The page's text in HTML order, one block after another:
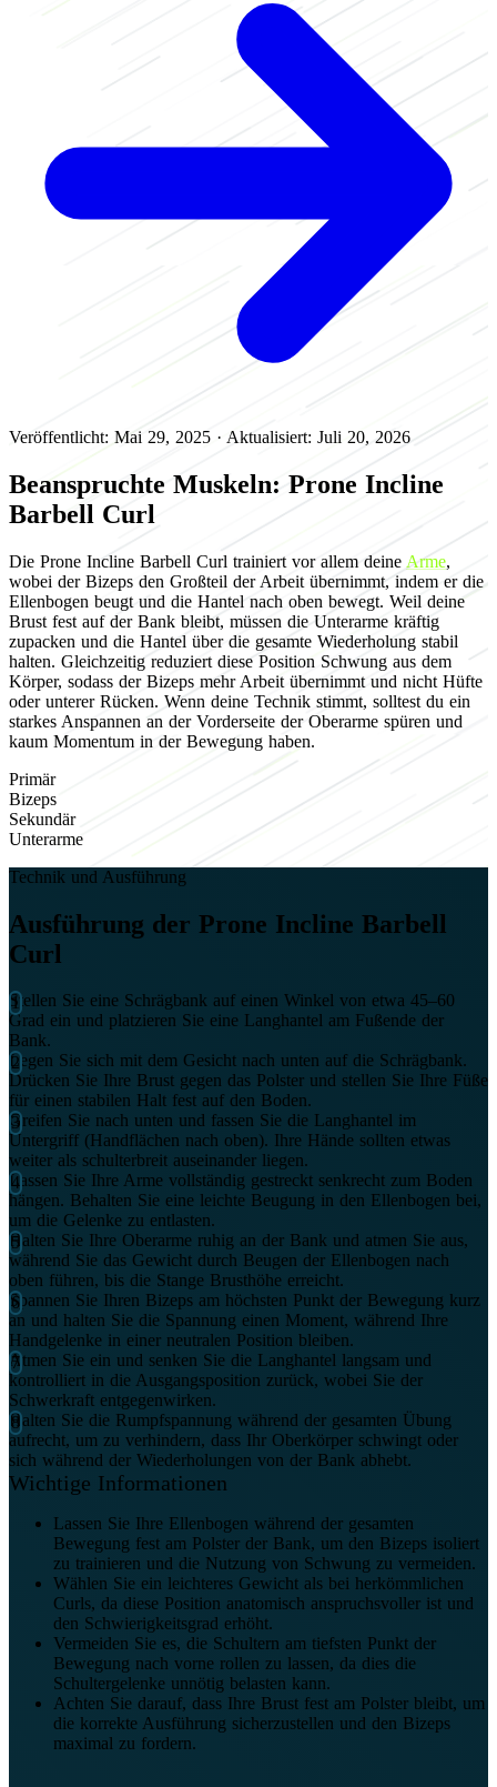
Veröffentlicht: Mai 29, 2025 · Aktualisiert: Juli 20, 2026
Beanspruchte Muskeln: Prone Incline
Barbell Curl
Die Prone Incline Barbell Curl trainiert vor allem deine Arme,
wobei der Bizeps den Großteil der Arbeit übernimmt, indem er die
Ellenbogen beugt und die Hantel nach oben bewegt. Weil deine
Brust fest auf der Bank bleibt, müssen die Unterarme kräftig
zupacken und die Hantel über die gesamte Wiederholung stabil
halten. Gleichzeitig reduziert diese Position Schwung aus dem
Körper, sodass der Bizeps mehr Arbeit übernimmt und nicht Hüfte
oder unterer Rücken. Wenn deine Technik stimmt, solltest du ein
starkes Anspannen an der Vorderseite der Oberarme spüren und
kaum Momentum in der Bewegung haben.
Primär
Bizeps
Sekundär
Unterarme
Technik und Ausführung
Ausführung der Prone Incline Barbell
Curl
Stellen Sie eine Schrägbank auf einen Winkel von etwa 45–60
Grad ein und platzieren Sie eine Langhantel am Fußende der
Bank.
Legen Sie sich mit dem Gesicht nach unten auf die Schrägbank.
Drücken Sie Ihre Brust gegen das Polster und stellen Sie Ihre Füße
für einen stabilen Halt fest auf den Boden.
Greifen Sie nach unten und fassen Sie die Langhantel im
Untergriff (Handflächen nach oben). Ihre Hände sollten etwas
weiter als schulterbreit auseinander liegen.
Lassen Sie Ihre Arme vollständig gestreckt senkrecht zum Boden
hängen. Behalten Sie eine leichte Beugung in den Ellenbogen bei,
um die Gelenke zu entlasten.
Halten Sie Ihre Oberarme ruhig an der Bank und atmen Sie aus,
während Sie das Gewicht durch Beugen der Ellenbogen nach
oben führen, bis die Stange Brusthöhe erreicht.
Spannen Sie Ihren Bizeps am höchsten Punkt der Bewegung kurz
an und halten Sie die Spannung einen Moment, während Ihre
Handgelenke in einer neutralen Position bleiben.
Atmen Sie ein und senken Sie die Langhantel langsam und
kontrolliert in die Ausgangsposition zurück, wobei Sie der
Schwerkraft entgegenwirken.
Halten Sie die Rumpfspannung während der gesamten Übung
aufrecht, um zu verhindern, dass Ihr Oberkörper schwingt oder
sich während der Wiederholungen von der Bank abhebt.
Wichtige Informationen
Lassen Sie Ihre Ellenbogen während der gesamten
Bewegung fest am Polster der Bank, um den Bizeps isoliert
zu trainieren und die Nutzung von Schwung zu vermeiden.
Wählen Sie ein leichteres Gewicht als bei herkömmlichen
Curls, da diese Position anatomisch anspruchsvoller ist und
den Schwierigkeitsgrad erhöht.
Vermeiden Sie es, die Schultern am tiefsten Punkt der
Bewegung nach vorne rollen zu lassen, da dies die
Schultergelenke unnötig belasten kann.
Achten Sie darauf, dass Ihre Brust fest am Polster bleibt, um
die korrekte Ausführung sicherzustellen und den Bizeps
maximal zu fordern.